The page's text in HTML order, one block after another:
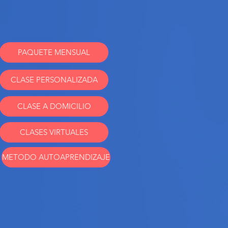
PAQUETE MENSUAL
CLASE PERSONALIZADA
CLASE A DOMICILIO
CLASES VIRTUALES
METODO AUTOAPRENDIZAJE